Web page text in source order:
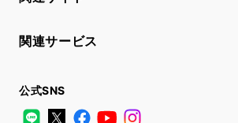
関連サービス
公式SNS
LINE
X FacebookYouTube